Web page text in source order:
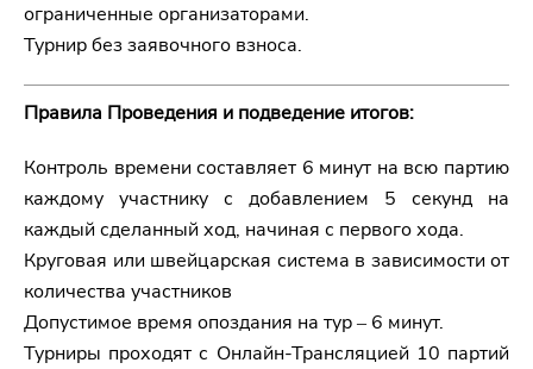
ограниченные организаторами.
Турнир без заявочного взноса.
Правила Проведения и подведение итогов:
Контроль времени составляет 6 минут на всю партию
каждому участнику с добавлением 5 секунд на
каждый сделанный ход, начиная с первого хода.
Круговая или швейцарская система в зависимости от
количества участников
Допустимое время опоздания на тур – 6 минут.
Турниры проходят с Онлайн-Трансляцией 10 партий